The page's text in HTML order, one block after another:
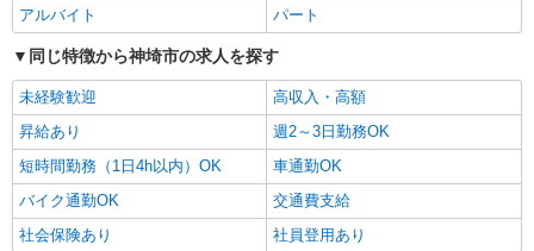
アルバイト パート
同じ特徴から神埼市の求人を探す
未経験歓迎
高収入・高額
昇給あり
週2～3日勤務OK
短時間勤務（1日4h以内）OK
車通勤OK
バイク通勤OK
交通費支給
社会保険あり
社員登用あり